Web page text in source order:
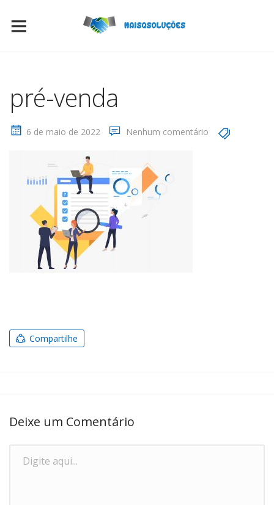
pré-venda
6 de maio de 2022 Nenhum comentário
Compartilhe
Deixe um Comentário